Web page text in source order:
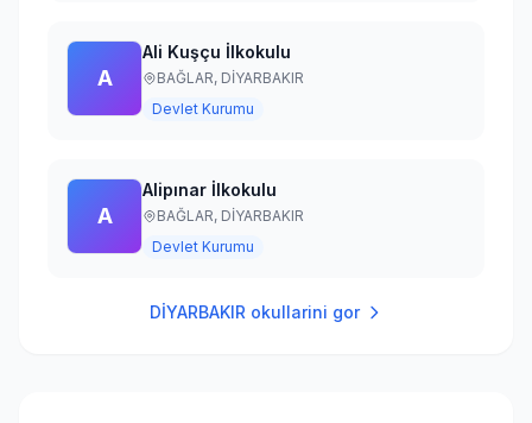
A
Ali Kuşçu İlkokulu
BAĞLAR, DİYARBAKIR
Devlet Kurumu
A
Alipınar İlkokulu
BAĞLAR, DİYARBAKIR
Devlet Kurumu
DİYARBAKIR okullarini gor